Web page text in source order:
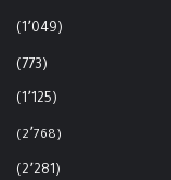
(1٬049)
(773)
(1٬125)
(2٬768)
(2٬281)